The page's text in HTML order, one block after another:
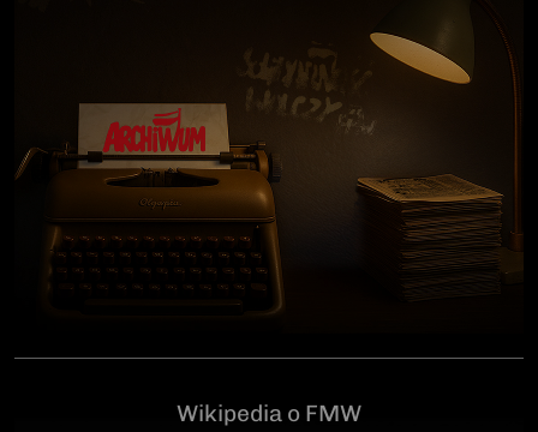
przeciwko niemieckiemu i sowieckiemu okupantowi, a
po zakończeniu wojny pozostał wierny ideałom
wolności. Poległ 28 czerwca 1946 r., a miejsce
ukrycia jego szczątków przez komunistyczny aparat
represji pozostaje do dziś nieznane.Program
uroczystości:11.00 – Msza Święta w Kościele św.
Brygidy w Gdańsku12.30 – poświęcenie
symbolicznego nagrobka na Cmentarzu
Garnizonowym w GdańskuSerdecznie zapraszamy
Wikipedia o FMW